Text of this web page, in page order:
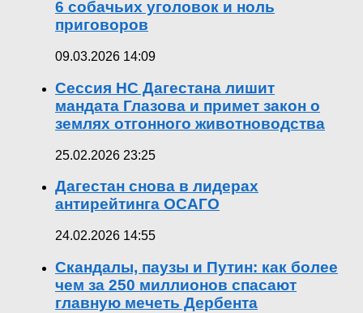
6 собачьих уголовок и ноль
приговоров
09.03.2026 14:09
Сессия НС Дагестана лишит
мандата Глазова и примет закон о
землях отгонного животноводства
25.02.2026 23:25
Дагестан снова в лидерах
антирейтинга ОСАГО
24.02.2026 14:55
Скандалы, паузы и Путин: как более
чем за 250 миллионов спасают
главную мечеть Дербента